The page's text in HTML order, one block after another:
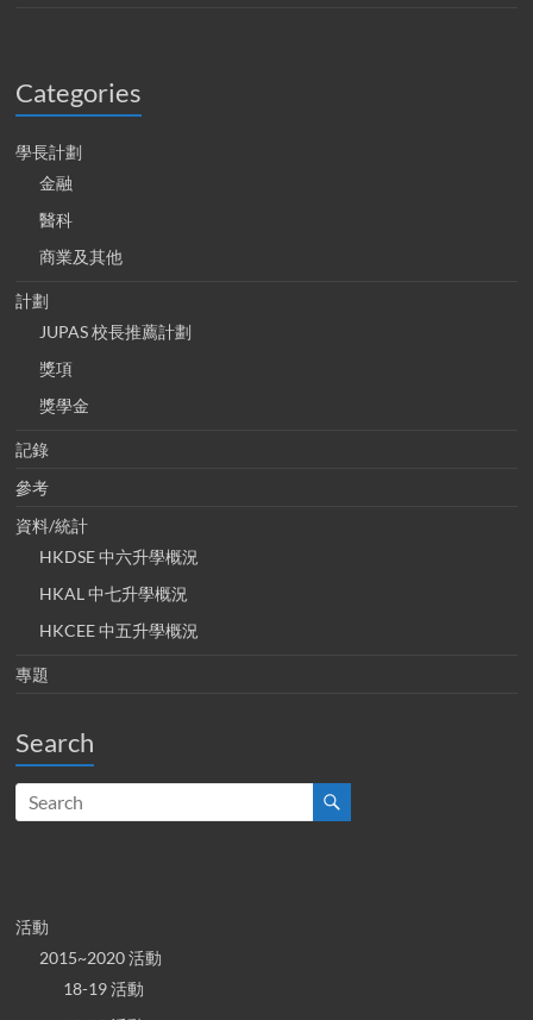
Categories
學長計劃
金融
醫科
商業及其他
計劃
JUPAS 校長推薦計劃
獎項
獎學金
記錄
參考
資料/統計
HKDSE 中六升學概況
HKAL 中七升學概況
HKCEE 中五升學概況
專題
Search
活動
2015~2020 活動
18-19 活動